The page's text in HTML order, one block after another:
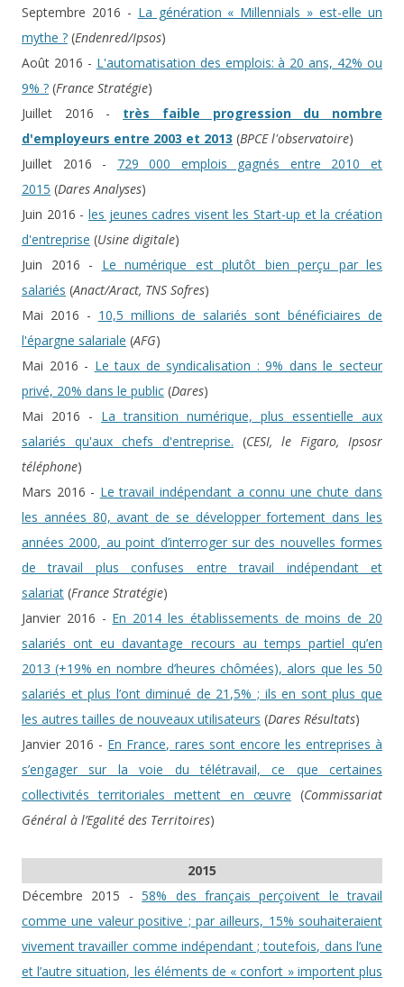
Septembre 2016 - La génération « Millennials » est-elle un
mythe ? (Endenred/Ipsos)
Août 2016 - L'automatisation des emplois: à 20 ans, 42% ou
9% ? (France Stratégie)
Juillet 2016 - très faible progression du nombre
d'employeurs entre 2003 et 2013 (BPCE l'observatoire)
Juillet 2016 - 729 000 emplois gagnés entre 2010 et
2015 (Dares Analyses)
Juin 2016 - les jeunes cadres visent les Start-up et la création
d'entreprise (Usine digitale)
Juin 2016 - Le numérique est plutôt bien perçu par les
salariés (Anact/Aract, TNS Sofres)
Mai 2016 - 10,5 millions de salariés sont bénéficiaires de
l'épargne salariale (AFG)
Mai 2016 - Le taux de syndicalisation : 9% dans le secteur
privé, 20% dans le public (Dares)
Mai 2016 - La transition numérique, plus essentielle aux
salariés qu'aux chefs d'entreprise. (CESI, le Figaro, Ipsosr
téléphone)
Mars 2016 - Le travail indépendant a connu une chute dans
les années 80, avant de se développer fortement dans les
années 2000, au point d’interroger sur des nouvelles formes
de travail plus confuses entre travail indépendant et
salariat (France Stratégie)
Janvier 2016 - En 2014 les établissements de moins de 20
salariés ont eu davantage recours au temps partiel qu’en
2013 (+19% en nombre d’heures chômées), alors que les 50
salariés et plus l’ont diminué de 21,5% ; ils en sont plus que
les autres tailles de nouveaux utilisateurs (Dares Résultats)
Janvier 2016 - En France, rares sont encore les entreprises à
s’engager sur la voie du télétravail, ce que certaines
collectivités territoriales mettent en œuvre (Commissariat
Général à l’Egalité des Territoires)
2015
Décembre 2015 -58% des français perçoivent le travail
comme une valeur positive ; par ailleurs, 15% souhaiteraient
vivement travailler comme indépendant ; toutefois, dans l’une
et l’autre situation, les éléments de « confort » importent plus